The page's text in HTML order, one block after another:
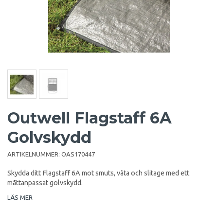
Outwell Flagstaff 6A
Golvskydd
ARTIKELNUMMER: OAS170447
Skydda ditt Flagstaff 6A mot smuts, väta och slitage med ett
måttanpassat golvskydd.
LÄS MER